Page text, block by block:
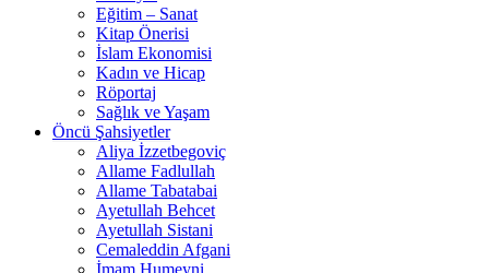
Eğitim – Sanat
Kitap Önerisi
İslam Ekonomisi
Kadın ve Hicap
Röportaj
Sağlık ve Yaşam
Öncü Şahsiyetler
Aliya İzzetbegoviç
Allame Fadlullah
Allame Tabatabai
Ayetullah Behcet
Ayetullah Sistani
Cemaleddin Afgani
İmam Humeyni